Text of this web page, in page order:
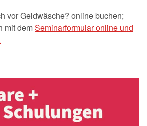
vor Geldwäsche? online buchen;
mit demSeminarformular online und